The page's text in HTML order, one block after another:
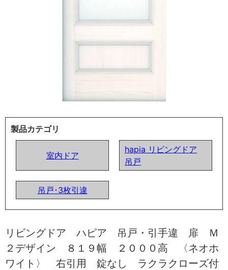
製品カテゴリ
室内ドア
hapia リビングドア
吊戸
吊戸･3枚引違
リビングドア ハピア 吊戸・引手違 扉 Ｍ
２デザイン ８１９幅 ２０００高 〈ネオホ
ワイト〉 右引用 錠なし ラクラクローズ付